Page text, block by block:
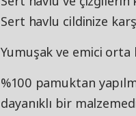
Sert havlu cildinize
Yumuşak ve emici orta
%100 pamuktan
dayanıklı bir